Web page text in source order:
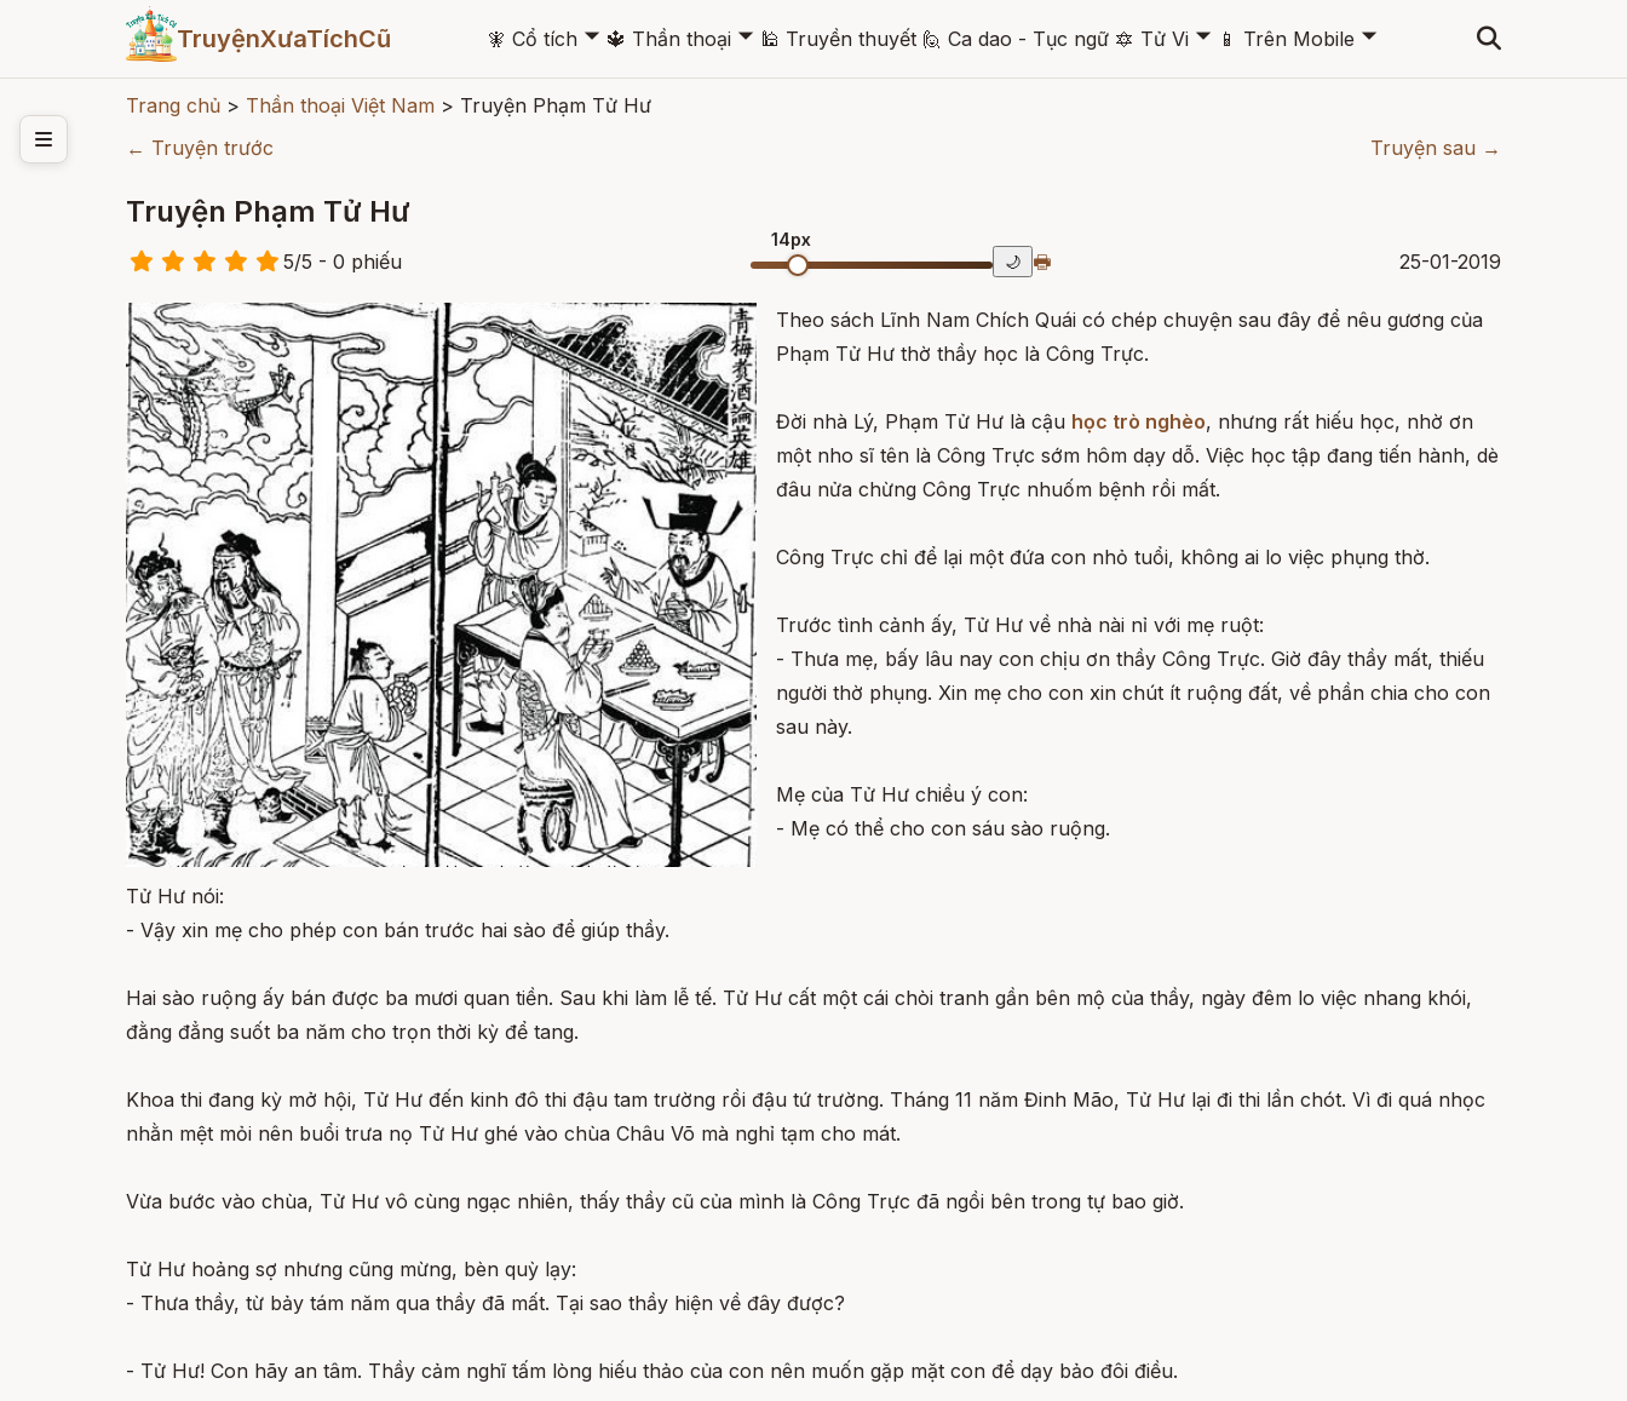
TruyệnXưaTíchCũ 🧚 Cổ tích 🞃 🔱 Thần thoại 🞃 🕌 Truyền thuyết 🙋 Ca dao - Tục ngữ 🔯 Tử Vi 🞃 📱 Trên Mobile 🞃
Trang chủ > Thần thoại Việt Nam > Truyện Phạm Tử Hư
← Truyện trước
Truyện sau →
Truyện Phạm Tử Hư
5/5 - 0 phiếu
14px
🌙 🖶 25-01-2019
Theo sách Lĩnh Nam Chích Quái có chép chuyện sau đây để nêu gương của
Phạm Tử Hư thờ thầy học là Công Trực.
Đời nhà Lý, Phạm Tử Hư là cậu học trò nghèo, nhưng rất hiếu học, nhờ ơn
một nho sĩ tên là Công Trực sớm hôm dạy dỗ. Việc học tập đang tiến hành, dè
đâu nửa chừng Công Trực nhuốm bệnh rồi mất.
Công Trực chỉ để lại một đứa con nhỏ tuổi, không ai lo việc phụng thờ.
Trước tình cảnh ấy, Tử Hư về nhà nài nỉ với mẹ ruột:
- Thưa mẹ, bấy lâu nay con chịu ơn thầy Công Trực. Giờ đây thầy mất, thiếu
người thờ phụng. Xin mẹ cho con xin chút ít ruộng đất, về phần chia cho con
sau này.
Mẹ của Tử Hư chiều ý con:
- Mẹ có thể cho con sáu sào ruộng.
Tử Hư nói:
- Vậy xin mẹ cho phép con bán trước hai sào để giúp thầy.
Hai sào ruộng ấy bán được ba mươi quan tiền. Sau khi làm lễ tế. Tử Hư cất một cái chòi tranh gần bên mộ của thầy, ngày đêm lo việc nhang khói,
đằng đẳng suốt ba năm cho trọn thời kỳ để tang.
Khoa thi đang kỳ mở hội, Tử Hư đến kinh đô thi đậu tam trường rồi đậu tứ trường. Tháng 11 năm Đinh Mão, Tử Hư lại đi thi lần chót. Vì đi quá nhọc
nhằn mệt mỏi nên buổi trưa nọ Tử Hư ghé vào chùa Châu Võ mà nghỉ tạm cho mát.
Vừa bước vào chùa, Tử Hư vô cùng ngạc nhiên, thấy thầy cũ của mình là Công Trực đã ngồi bên trong tự bao giờ.
Tử Hư hoảng sợ nhưng cũng mừng, bèn quỳ lạy:
- Thưa thầy, từ bảy tám năm qua thầy đã mất. Tại sao thầy hiện về đây được?
- Tử Hư! Con hãy an tâm. Thầy cảm nghĩ tấm lòng hiếu thảo của con nên muốn gặp mặt con để dạy bảo đôi điều.